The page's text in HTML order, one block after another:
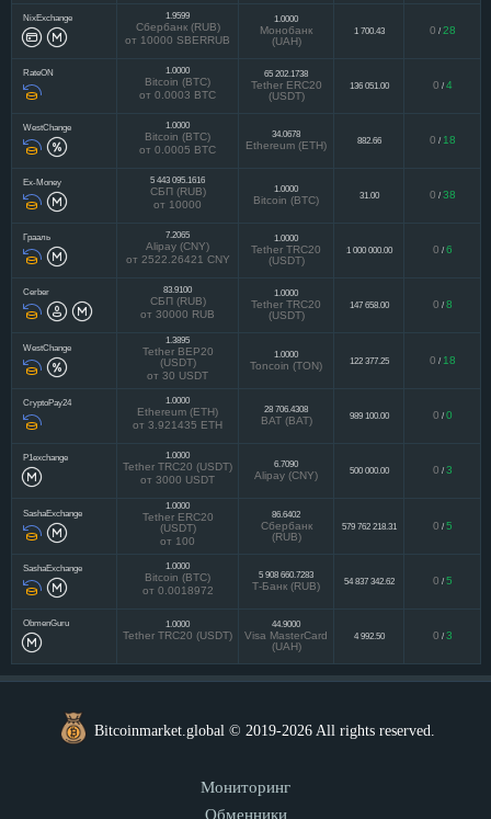
NixExchange 1.9599
Сбербанк (RUB)
от 10000 SBERRUB
1.0000
Монобанк
(UAH)
1 700.43 0 / 28
RateON 1.0000
Bitcoin (BTC)
от 0.0003 BTC
65 202.1738
Tether ERC20
(USDT)
136 051.00 0 / 4
WestChange 1.0000
Bitcoin (BTC)
от 0.0005 BTC
34.0678
Ethereum (ETH) 882.66 0 / 18
Ex-Money 5 443 095.1616
СБП (RUB)
от 10000
1.0000
Bitcoin (BTC) 31.00 0 / 38
Грааль 7.2065
Alipay (CNY)
от 2522.26421 CNY
1.0000
Tether TRC20
(USDT)
1 000 000.00 0 / 6
Cerber 83.9100
СБП (RUB)
от 30000 RUB
1.0000
Tether TRC20
(USDT)
147 658.00 0 / 8
WestChange
1.3895
Tether BEP20
(USDT)
от 30 USDT
1.0000
Toncoin (TON) 122 377.25 0 / 18
CryptoPay24 1.0000
Ethereum (ETH)
от 3.921435 ETH
28 706.4308
BAT (BAT) 989 100.00 0 / 0
P1exchange 1.0000
Tether TRC20 (USDT)
от 3000 USDT
6.7090
Alipay (CNY) 500 000.00 0 / 3
SashaExchange
1.0000
Tether ERC20
(USDT)
от 100
86.6402
Сбербанк
(RUB)
579 762 218.31 0 / 5
SashaExchange 1.0000
Bitcoin (BTC)
от 0.0018972
5 908 660.7283
Т-Банк (RUB) 54 837 342.62 0 / 5
ObmenGuru 1.0000
Tether TRC20 (USDT)
44.9000
Visa MasterCard
(UAH)
4 992.50 0 / 3
Bitcoinmarket.global © 2019-2026 All rights reserved.
Мониторинг
Обменники